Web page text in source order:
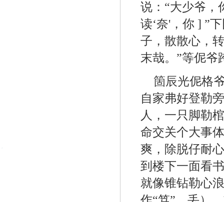
说：“大少爷，
读‘奈'，你 ] ”
子，散散心，
末哉。”等伲爷
箇辰光伲格
自家弗好登勒
人，一只脚勒
命交关个大事
爽，除脱仔耐
到楼下一面看
就像锥钻勒心